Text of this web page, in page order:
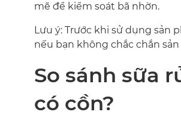
mẽ để kiểm soát bã nhờn.
Lưu ý: Trước khi sử dụng sản
nếu bạn không chắc chắn
So sánh sữa
có cồn?